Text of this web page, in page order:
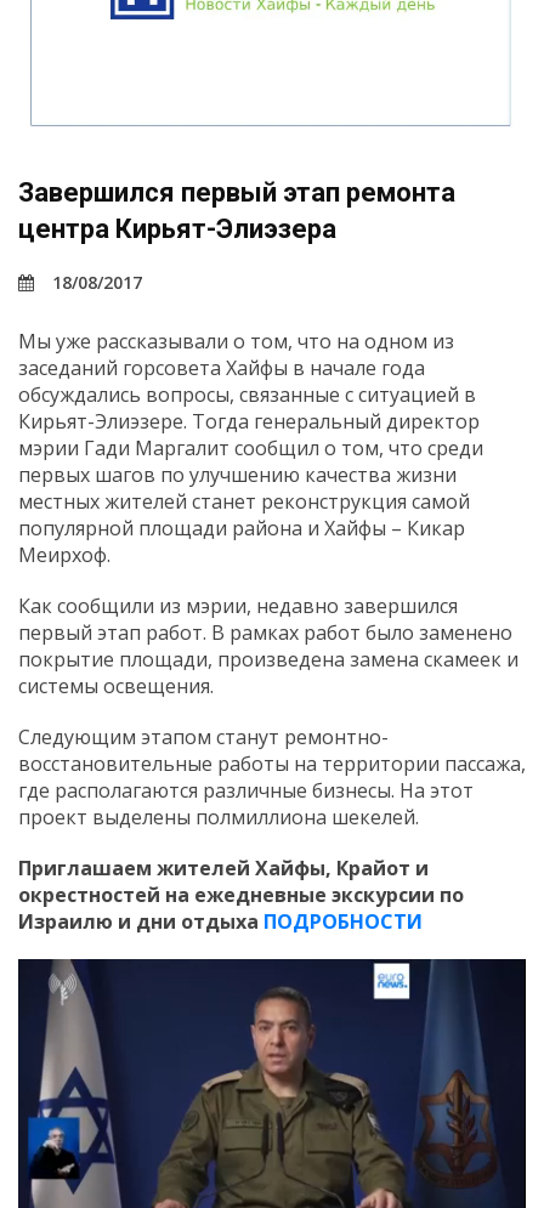
Завершился первый этап ремонта
центра Кирьят-Элиэзера
18/08/2017
Мы уже рассказывали о том, что на одном из
заседаний горсовета Хайфы в начале года
обсуждались вопросы, связанные с ситуацией в
Кирьят-Элиэзере. Тогда генеральный директор
мэрии Гади Маргалит сообщил о том, что среди
первых шагов по улучшению качества жизни
местных жителей станет реконструкция самой
популярной площади района и Хайфы – Кикар
Меирхоф.
Как сообщили из мэрии, недавно завершился
первый этап работ. В рамках работ было заменено
покрытие площади, произведена замена скамеек и
системы освещения.
Следующим этапом станут ремонтно-
восстановительные работы на территории пассажа,
где располагаются различные бизнесы. На этот
проект выделены полмиллиона шекелей.
Приглашаем жителей Хайфы, Крайот и
окрестностей на ежедневные экскурсии по
Израилю и дни отдыха ПОДРОБНОСТИ